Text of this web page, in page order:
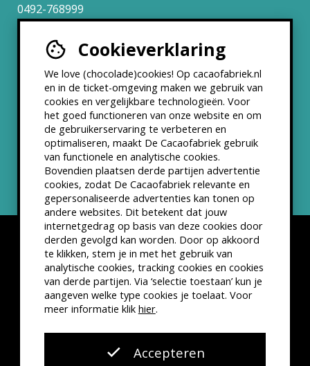
Cookieverklaring
We love (chocolade)cookies! Op cacaofabriek.nl
en in de ticket-omgeving maken we gebruik van
cookies en vergelijkbare technologieën. Voor
het goed functioneren van onze website en om
de gebruikerservaring te verbeteren en
optimaliseren, maakt De Cacaofabriek gebruik
van functionele en analytische cookies.
Bovendien plaatsen derde partijen advertentie
cookies, zodat De Cacaofabriek relevante en
gepersonaliseerde advertenties kan tonen op
andere websites. Dit betekent dat jouw
internetgedrag op basis van deze cookies door
derden gevolgd kan worden. Door op akkoord
te klikken, stem je in met het gebruik van
analytische cookies, tracking cookies en cookies
van derde partijen. Via ‘selectie toestaan’ kun je
aangeven welke type cookies je toelaat. Voor
meer informatie klik hier.
Accepteren
0492-768999
Werken bij
Partners & Samenwerkingen
ANBI status
Nieuwsbrief
Disclaimer Privacyverklaring
Kleine lettertjes
VSCD Bezoekersvoorwaarden
Website doorThe Cre8ion.Lab